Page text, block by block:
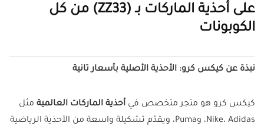
على أحذية الماركات بـ (ZZ33) من كل
الكوبونات
نبذة عن كيكس كرو: الأحذية الأصلية بأسعار تانية
كيكس كرو هو متجر متخصص في أحذية الماركات العالمية مثل
Nike، Adidas، وPuma، ويقدّم تشكيلة واسعة من الأحذية الرياضية